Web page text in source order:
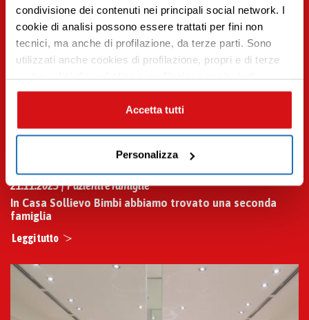
condivisione dei contenuti nei principali social network. I
cookie di analisi possono essere trattati per fini non
tecnici, ma anche di profilazione, da terze parti. Sono
utilizzati anche cookies di profilazione, propri e di terze
contenuti mirati sulle tue preferenze e i tuoi interessi. Se
CHIUDI questo banner, saranno utilizzati soltanto
cookies tecnici. Seleziona i pulsanti sottostanti per
seleziona “ACCETTA TUTTI”, se vuoi abilitare o
disabilitare soltanto determinate categorie di cookies
seleziona “PERSONALIZZA”. Per maggiori informazioni
e modificare le tue preferenze vai alla nostra cookie
policy
Accetta tutti
Personalizza
21.11.2023 | Pazienti e famiglie
In Casa Sollievo Bimbi abbiamo trovato una seconda
famiglia
Leggi tutto
Premi INVIO per cercare o ESC per uscire